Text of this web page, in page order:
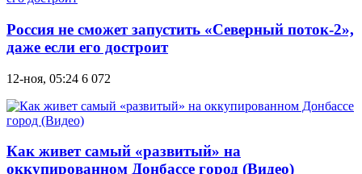
Россия не сможет запустить «Северный поток-2»,
даже если его достроит
12-ноя, 05:24 6 072
Как живет самый «развитый» на
оккупированном Донбассе город (Видео)